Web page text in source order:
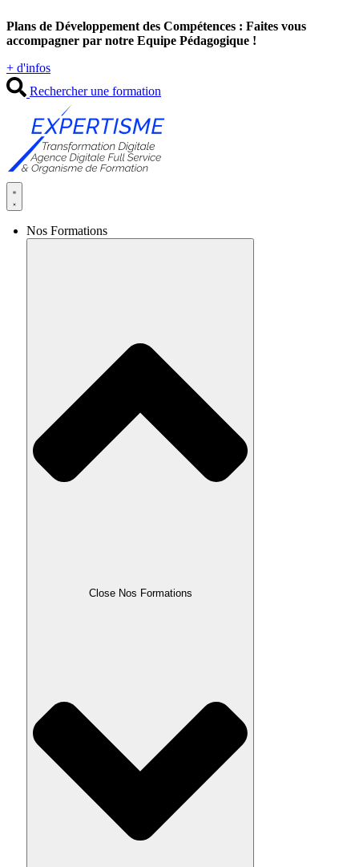
au
contenu
Plans de Développement des Compétences : Faites vous
accompagner par notre Equipe Pédagogique !
+ d'infos
Rechercher une formation
Nos Formations
Close Nos Formations